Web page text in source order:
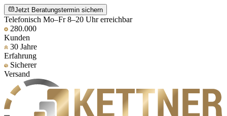
Jetzt Beratungstermin sichern
Telefonisch Mo–Fr 8–20 Uhr erreichbar
280.000
Kunden
30 Jahre
Erfahrung
Sicherer
Versand